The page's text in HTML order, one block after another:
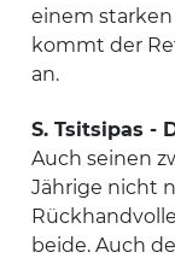
einem
kommt der
an.
S. Tsitsipas -
Auch seinen
Jährige nicht
beide. Auch